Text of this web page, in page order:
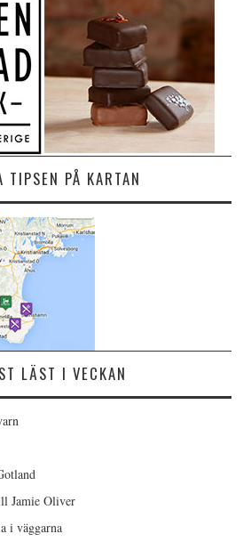
TIPSEN PÅ KARTAN
LÄST I VECKAN
Jamie Oliver
i väggarna